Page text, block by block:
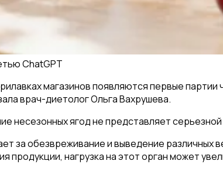
ChatGPT
магазинов появляются первые
врач-диетолог Ольга Вахрушева.
несезонных ягод не представляет
за обезвреживание и выведение
продукции, нагрузка на этот орган может